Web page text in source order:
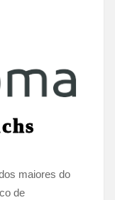
maiores do
de